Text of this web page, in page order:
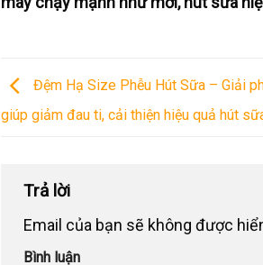
Đệm Hạ Size Phễu Hút Sữa – Giải
giúp giảm đau ti, cải thiện hiệu quả hút
Trả lời
Email của bạn sẽ không được
Bình luận